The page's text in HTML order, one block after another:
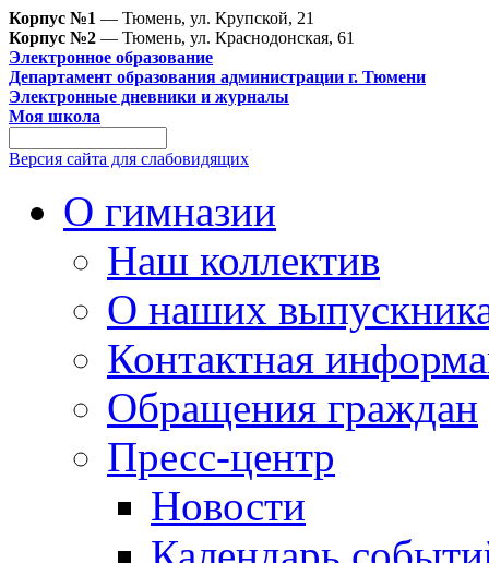
Корпус №1 — Тюмень, ул. Крупской, 21
Корпус №2 — Тюмень, ул. Краснодонская, 61
Электронное образование
Департамент образования администрации г. Тюмени
Электронные дневники и журналы
Моя школа
Версия сайта для слабовидящих
О гимназии
Наш коллектив
О наших
Контактная
Обращения граждан
Пресс-центр
Новости